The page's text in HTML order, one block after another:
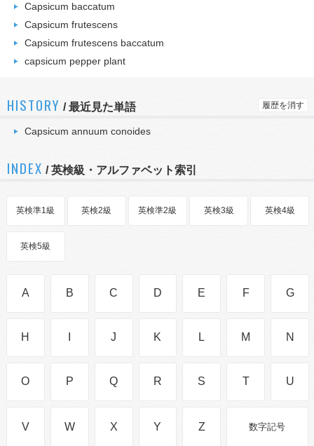
Capsicum baccatum
Capsicum frutescens
Capsicum frutescens baccatum
capsicum pepper plant
HISTORY /最近見た単語 履歴を消す
Capsicum annuum conoides
INDEX / 英検級・アルファベット索引
英検準1級 英検2級 英検準2級 英検3級 英検4級
英検5級
A B C D E F G
H J K L M N
O P Q R S T U
V W X Y Z 数字記号